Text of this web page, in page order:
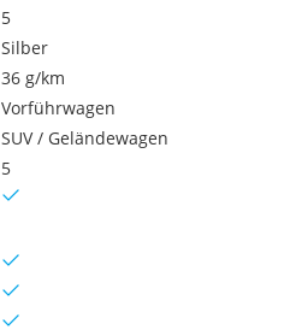
5
Silber
36 g/km
Vorführwagen
SUV / Geländewagen
5